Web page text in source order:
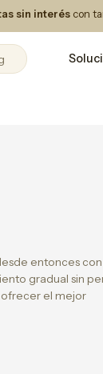
sin interés con
entonces con
gradual sin
ofrecer el mejor